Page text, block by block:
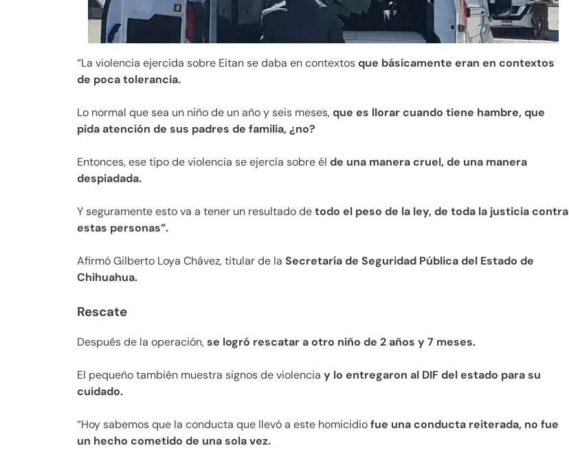
“La violencia ejercida sobre Eitan se daba en contextosque básicamente eran en contextos
de poca tolerancia.
Lo normal que sea un niño de un año y seis meses,que es llorar cuando tiene hambre, que
pida atención de sus padres de familia, ¿no?
Entonces, ese tipo de violencia se ejercía sobre él de una manera cruel, de una manera
despiadada.
Y seguramente esto va a tener un resultado detodo el peso de la ley, de toda la justicia contra
estas personas”.
Afirmó Gilberto Loya Chávez, titular de la Secretaría de Seguridad Pública del Estado de
Chihuahua.
Rescate
Después de la operación,se logró rescatar a otro niño de 2 años y 7 meses.
El pequeño también muestra signos de violencia y lo entregaron al DIF del estado para su
cuidado.
“Hoy sabemos que la conducta que llevó a este homicidiofue una conducta reiterada, no fue
un hecho cometido de una sola vez.